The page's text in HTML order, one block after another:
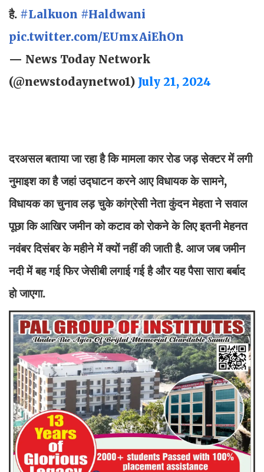
है. #Lalkuon #Haldwani
pic.twitter.com/EUmxAiEhOn
— News Today Network
(@newstodaynetwo1) July 21, 2024
दरअसल बताया जा रहा है कि मामला कार रोड जड़ सेक्टर में लगी
नुमाइश का है जहां उद्घाटन करने आए विधायक के सामने,
विधायक का चुनाव लड़ चुके कांग्रेसी नेता कुंदन मेहता ने सवाल
पूछा कि आखिर जमीन को कटाव को रोकने के लिए इतनी मेहनत
नवंबर दिसंबर के महीने में क्यों नहीं की जाती है. आज जब जमीन
नदी में बह गई फिर जेसीबी लगाई गई है और यह पैसा सारा बर्बाद
हो जाएगा.